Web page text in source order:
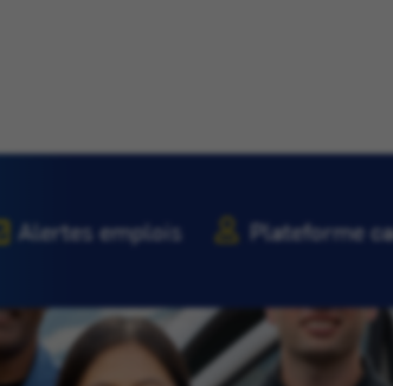
Alertes emplois Plateforme